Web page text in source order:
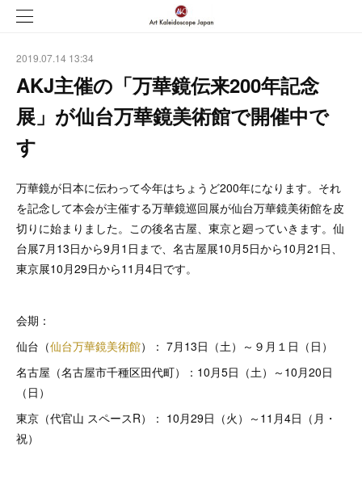
2019.07.14 13:34
AKJ主催の「万華鏡伝来200年記念
展」が仙台万華鏡美術館で開催中で
す
万華鏡が日本に伝わって今年はちょうど200年になります。それ
を記念して本会が主催する万華鏡巡回展が仙台万華鏡美術館を皮
切りに始まりました。この後名古屋、東京と廻っていきます。仙
台展7月13日から9月1日まで、名古屋展10月5日から10月21日、
東京展10月29日から11月4日です。
会期：
仙台（仙台万華鏡美術館）： 7月13日（土）～９月１日（日）
名古屋（名古屋市千種区田代町）：10月5日（土）～10月20日
（日）
東京（代官山 スペースR）： 10月29日（火）～11月4日（月・
祝）